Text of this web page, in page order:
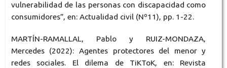
vulnerabilidad de las personas con discapacidad como
consumidores”, en: Actualidad civil (Nº11), pp. 1-22.
MARTÍN-RAMALLAL, Pablo y RUIZ-MONDAZA,
Mercedes (2022): Agentes protectores del menor y
redes sociales. El dilema de TiKToK, en: Revista